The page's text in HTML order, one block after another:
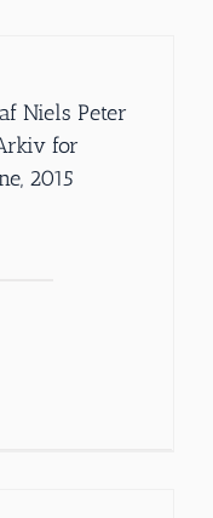
Niels Peter
for
2015